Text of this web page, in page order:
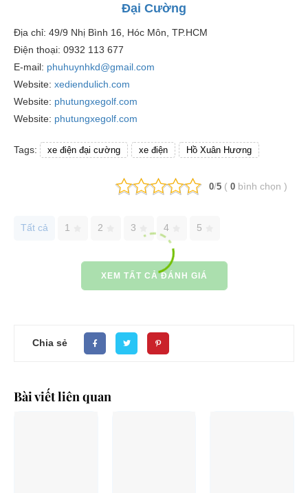
Đại Cường
Địa chỉ: 49/9 Nhị Bình 16, Hóc Môn, TP.HCM
Điện thoại: 0932 113 677
E-mail: phuhuynhkd@gmail.com
Website: xediendulich.com
Website: phutungxegolf.com
Website: phutungxegolf.com
Tags: xe điện đại cường xe điện Hồ Xuân Hương
0/5 ( 0 bình chọn )
Tất cả 1 2 3 4 5
XEM TẤT CẢ ĐÁNH GIÁ
Chia sẻ
Bài viết liên quan